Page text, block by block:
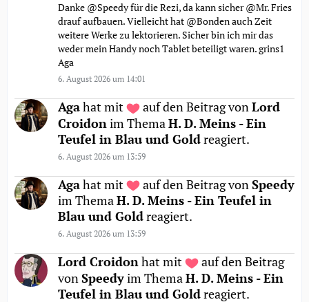
Danke @Speedy für die Rezi, da kann sicher @Mr. Fries
drauf aufbauen. Vielleicht hat @Bonden auch Zeit
weitere Werke zu lektorieren. Sicher bin ich mir das
weder mein Handy noch Tablet beteiligt waren. grins1
Aga
6. August 2026 um 14:01
Agahat mit auf den Beitrag vonLord
Croidon im Thema H. D. Meins - Ein
Teufel in Blau und Goldreagiert.
6. August 2026 um 13:59
Agahat mit auf den Beitrag von Speedy
im ThemaH. D. Meins - Ein Teufel in
Blau und Goldreagiert.
6. August 2026 um 13:59
Lord Croidonhat mit
auf den Beitrag
von Speedyim Thema H. D. Meins - Ein
Teufel in Blau und Goldreagiert.